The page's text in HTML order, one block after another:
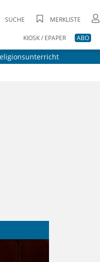
SUCHE MERKLISTE
KIOSK / EPAPER ABO